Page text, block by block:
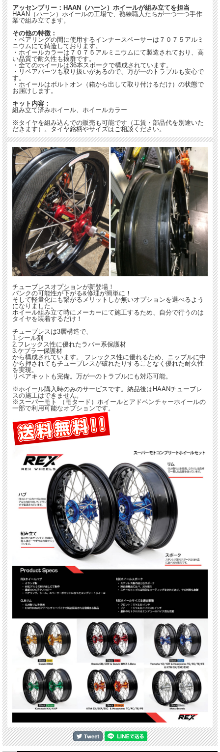
アッセンブリー：HAAN（ハーン）ホイールが組み立てを担当
HAAN（ハーン）ホイールの工場で、熟練職人たちが一つ一つ手作
業で組み立てます。
その他の特徴：
・ベアリングの間に使用するインナースペーサーは７０７５アルミ
ニウムにて鋳造しております。
・ホイールカラーは７０７５アルミニウムにて製造されており、高
い品質で耐久性も抜群です。
・全てのホイールは36本スポークで構成されています。
・リペアパーツも取り扱いがあるので、万が一のトラブルも安心で
す。
・ホイールはボルトオン（箱から出して取り付けるだけ）の状態で
お届けします。
キット内容：
組み立て済みホイール、ホイールカラー
※タイヤを組み込んでの販売も可能です（工賃・部品代を別途いた
だきます）。タイヤ銘柄やサイズはご相談ください。
チューブレスオプションが新登場！
パンクの可能性が下がる&修理が簡単に！
そして軽量化にも繋がるメリットしか無いオプションを選べるよう
になりました。
ホイール組み立て時にメーカーにて施工するため、自分で行うのは
タイヤを装着するだけ！
チューブレスは3層構造で、
1.シール剤
2.フレックス性に優れたラバー系保護材
3.ケブラー保護材
から構成されています。 フレックス性に優れるため、ニップルに中
から押されてもチューブレスが破れたりすることなく優れた耐久性
を実現。
リペアキットも完備。万が一のトラブルにも対応可能。
※ホイール購入時のみのサービスです。納品後はHAANチューブレ
スの施工はできません。
※スーパーモト （モタード）ホイールとアドベンチャーホイールの
一部で利用可能なオプションです。